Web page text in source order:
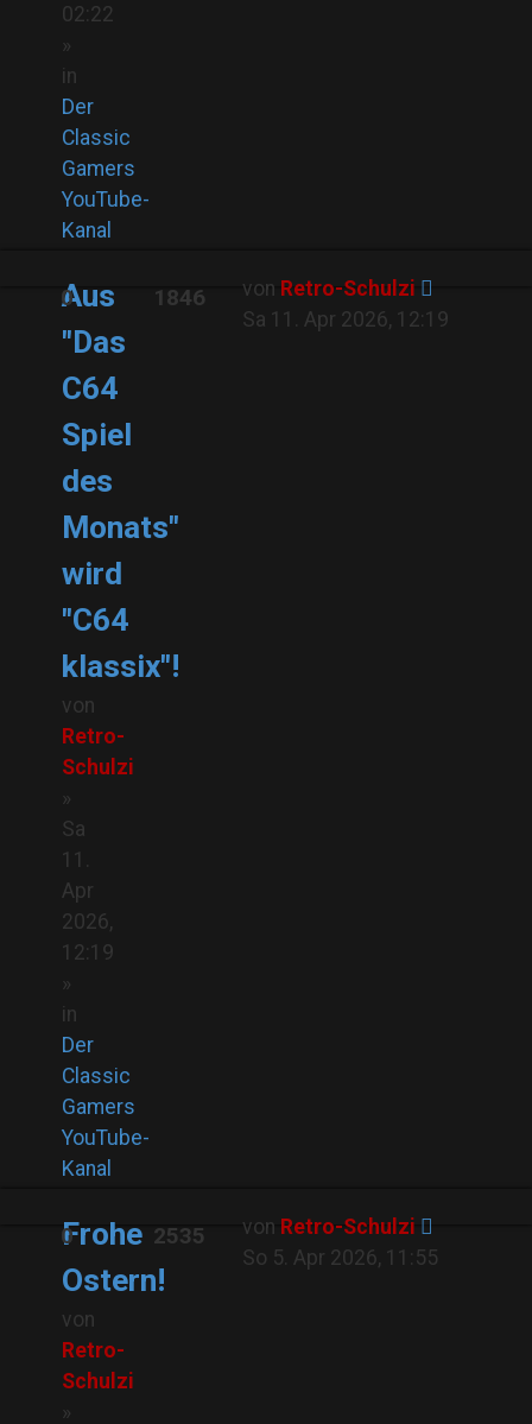
02:22
»
in
Der
Classic
Gamers
YouTube-
Kanal
Aus
"Das
C64
Spiel
des
Monats"
wird
"C64
klassix"!
von
Retro-
Schulzi
»
Sa
11.
Apr
2026,
12:19
»
in
Der
Classic
Gamers
YouTube-
Kanal
0 1846 von Retro-Schulzi
Sa 11. Apr 2026, 12:19
Frohe
Ostern!
von
Retro-
Schulzi
»
0 2535 von Retro-Schulzi
So 5. Apr 2026, 11:55